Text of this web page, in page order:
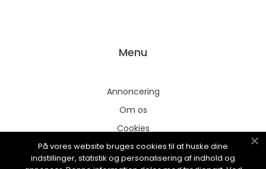
Menu
Annoncering
Om os
Cookies
Kontakt os
Sitemap
På vores website bruges cookies til at huske dine
indstillinger, statistik og personalisering af indhold og